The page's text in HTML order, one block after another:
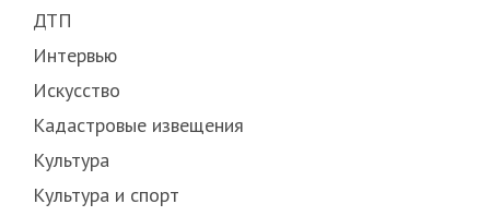
ДТП
Интервью
Искусство
Кадастровые извещения
Культура
Культура и спорт